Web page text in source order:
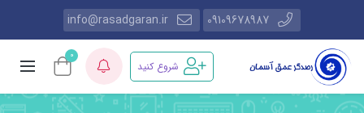
09109678987
info@rasadgaran.ir
شروع کنید
0